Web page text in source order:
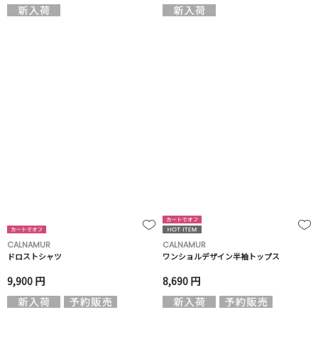
CALNAMUR
ドロストシャツ
9,900 円
CALNAMUR
ワンショルデザイン半袖トップス
8,690 円